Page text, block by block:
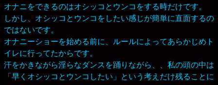
オナニをできるのはオシッコとウンコをする時だけです。
しかし、オシッコとウンコをしたい感じが簡単に直面するの
ではないです。
オナニーショーを始める前に、ルールによってあらかじめト
イレに行ってたからです。
汗をかきながら淫らなダンスを踊りながら、、私の頭の中は
「早くオシッコとウンコしたい」という考えだけ残ることに